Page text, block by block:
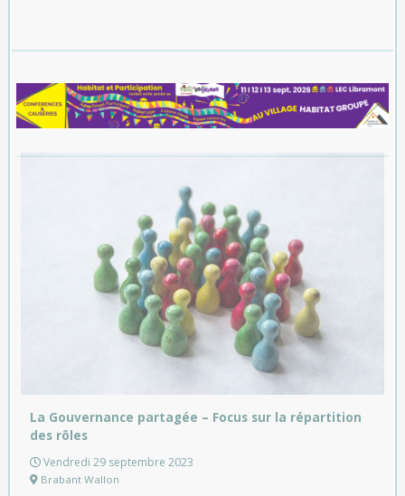
La Gouvernance partagée – Focus sur la répartition
des rôles
Vendredi 29 septembre 2023
Brabant Wallon